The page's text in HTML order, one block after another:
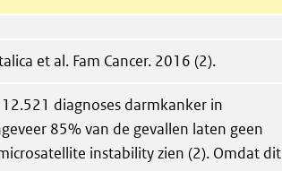
et al. Fam Cancer. 2016 (2).
diagnoses darmkanker in
85% van de gevallen laten geen
instability zien (2). Omdat dit